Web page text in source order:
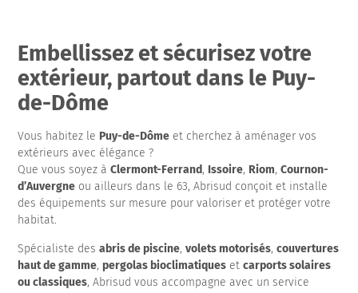
Embellissez et sécurisez votre
extérieur, partout dans le Puy-
de-Dôme
Vous habitez le Puy-de-Dôme et cherchez à aménager vos
extérieurs avec élégance ?
Que vous soyez àClermont-Ferrand, Issoire, Riom,Cournon-
d’Auvergne ou ailleurs dans le 63, Abrisud conçoit et installe
des équipements sur mesure pour valoriser et protéger votre
habitat.
Spécialiste desabris de piscine,volets motorisés,couvertures
haut de gamme, pergolas bioclimatiques etcarports solaires
ou classiques, Abrisud vous accompagne avec un service